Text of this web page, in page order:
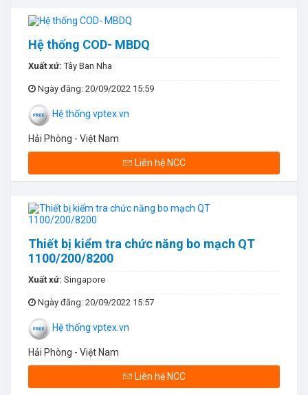
Hệ thống COD- MBDQ
Xuất xứ:Tây Ban Nha
Ngày đăng: 20/09/2022 15:59
Hệ thống vptex.vn
Hải Phòng - Việt Nam
Liên hệ NCC
Thiết bị kiểm tra chức năng bo mạch QT
1100/200/8200
Xuất xứ: Singapore
Ngày đăng: 20/09/2022 15:57
Hệ thống vptex.vn
Hải Phòng - Việt Nam
Liên hệ NCC